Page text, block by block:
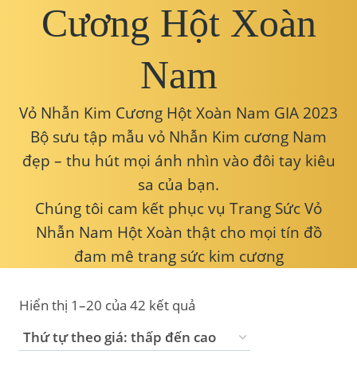
Cương Hột Xoàn
Nam
Vỏ Nhẫn Kim Cương Hột Xoàn Nam GIA 2023
Bộ sưu tập mẫu vỏ Nhẫn Kim cương Nam
đẹp – thu hút mọi ánh nhìn vào đôi tay kiêu
sa của bạn.
Chúng tôi cam kết phục vụ Trang Sức Vỏ
Nhẫn Nam Hột Xoàn thật cho mọi tín đồ
đam mê trang sức kim cương
Hiển thị 1–20 của 42 kết quả